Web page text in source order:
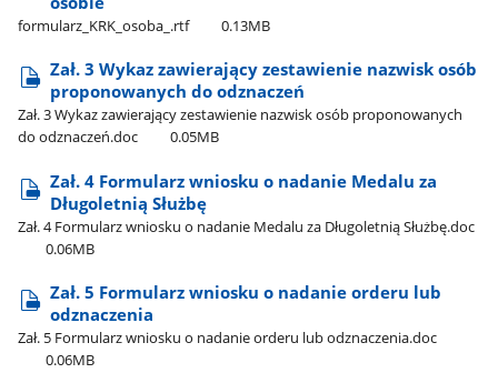
formularz​_KRK​_osoba​_.rtf 0.13MB
Zał. 3 Wykaz zawierający zestawienie nazwisk osób
proponowanych do odznaczeń
Zał. 3 Wykaz zawierający zestawienie nazwisk osób proponowanych
do odznaczeń.doc
0.05MB
Zał. 4 Formularz wniosku o nadanie Medalu za
Długoletnią Służbę
Zał. 4 Formularz wniosku o nadanie Medalu za Długoletnią Służbę.doc
0.06MB
Zał. 5 Formularz wniosku o nadanie orderu lub
odznaczenia
Zał. 5 Formularz wniosku o nadanie orderu lub odznaczenia.doc
0.06MB